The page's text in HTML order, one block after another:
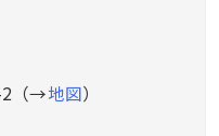
2（→地図）